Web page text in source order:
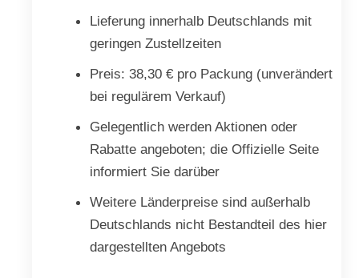
Lieferung innerhalb Deutschlands mit
geringen Zustellzeiten
Preis: 38,30 € pro Packung (unverändert
bei regulärem Verkauf)
Gelegentlich werden Aktionen oder
Rabatte angeboten; die Offizielle Seite
informiert Sie darüber
Weitere Länderpreise sind außerhalb
Deutschlands nicht Bestandteil des hier
dargestellten Angebots